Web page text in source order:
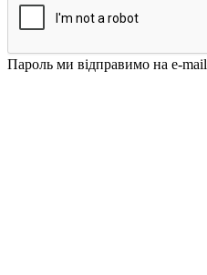
Пароль ми відправимо на e-mail